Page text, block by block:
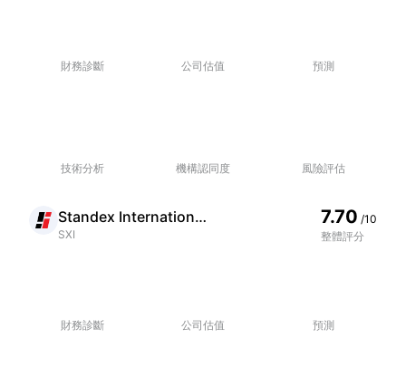
財務診斷 公司估值 預測
技術分析 機構認同度 風險評估
Standex International Corp
SXI
7.70 /10
整體評分
財務診斷 公司估值 預測